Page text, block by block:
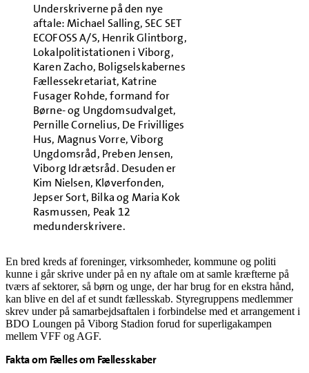
Underskriverne på den nye
aftale: Michael Salling, SEC SET
ECOFOSS A/S, Henrik Glintborg,
Lokalpolitistationen i Viborg,
Karen Zacho, Boligselskabernes
Fællessekretariat, Katrine
Fusager Rohde, formand for
Børne- og Ungdomsudvalget,
Pernille Cornelius, De Frivilliges
Hus, Magnus Vorre, Viborg
Ungdomsråd, Preben Jensen,
Viborg Idrætsråd. Desuden er
Kim Nielsen, Kløverfonden,
Jepser Sort, Bilka og Maria Kok
Rasmussen, Peak 12
medunderskrivere.
En bred kreds af foreninger, virksomheder, kommune og politi
kunne i går skrive under på en ny aftale om at samle kræfterne på
tværs af sektorer, så børn og unge, der har brug for en ekstra hånd,
kan blive en del af et sundt fællesskab. Styregruppens medlemmer
skrev under på samarbejdsaftalen i forbindelse med et arrangement i
BDO Loungen på Viborg Stadion forud for superligakampen
mellem VFF og AGF.
Fakta om Fælles om Fællesskaber